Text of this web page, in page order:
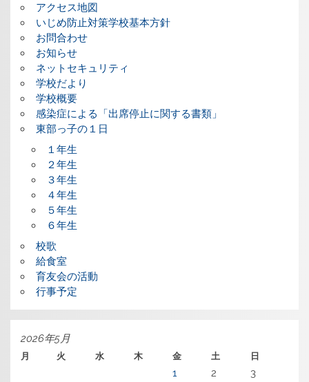
アクセス地図
いじめ防止対策学校基本方針
お問合わせ
お知らせ
ネットセキュリティ
学校だより
学校概要
感染症による「出席停止に関する書類」
東部っ子の１日
１年生
２年生
３年生
４年生
５年生
６年生
校歌
給食室
育友会の活動
行事予定
2026年5月
月 火 水 木 金 土 日
1 2 3